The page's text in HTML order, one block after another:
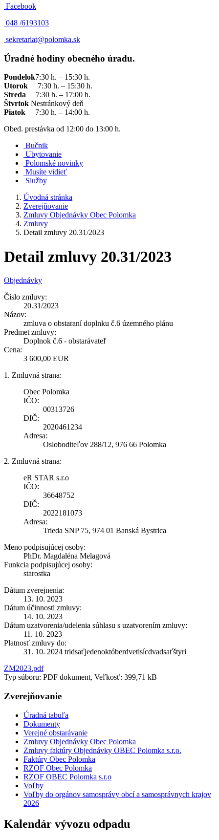
Facebook
048 /6193103
sekretariat@polomka.sk
Úradné hodiny obecného úradu.
Pondelok7:30 h. – 15:30 h.
Utorok 7:30 h. – 15:30 h.
Streda 7:30 h. – 17:00 h.
Štvrtok Nestránkový deň
Piatok
7:30 h. – 14:00 h.
Obed. prestávka od 12:00 do 13:00 h.
Bučnik
Ubytovanie
Polomské novinky
Musíte vidieť
Služby
Úvodná stránka
Zverejňovanie
Zmluvy Objednávky Obec Polomka
Zmluvy
Detail zmluvy 20.31/2023
Detail zmluvy 20.31/2023
Objednávky
Číslo zmluvy:
20.31/2023
Názov:
zmluva o obstaraní doplnku č.6 územného plánu
Predmet zmluvy:
Doplnok č.6 - obstarávateľ
Cena:
3 600,00 EUR
1. Zmluvná strana:
Obec Polomka
IČO:
00313726
DIČ:
2020461234
Adresa:
Osloboditeľov 288/12, 976 66 Polomka
2. Zmluvná strana:
eR STAR s.r.o
IČO:
36648752
DIČ:
2022181073
Adresa:
Trieda SNP 75, 974 01 Banská Bystrica
Meno podpisujúcej osoby:
PhDr. Magdaléna Melagová
Funkcia podpisujúcej osoby:
starostka
Dátum zverejnenia:
13. 10. 2023
Dátum účinnosti zmluvy:
14. 10. 2023
Dátum uzatvorenia/udelenia súhlasu s uzatvorením zmluvy:
11. 10. 2023
Platnosť zmluvy do:
31. 10. 2024 tridsaťjedenoktóberdvetisícdvadsaťštyri
ZM2023.pdf
Typ súboru: PDF dokument, Veľkosť: 399,71 kB
Zverejňovanie
Úradná tabuľa
Dokumenty
Verejné obstarávanie
Zmluvy Objednávky Obec Polomka
Zmluvy faktúry Objednávky OBEC Polomka s.r.o.
Faktúry Obec Polomka
RZOF Obec Polomka
RZOF OBEC Polomka s.r.o
Voľby
Voľby do orgánov samosprávy obcí a samosprávnych krajov
2026
Kalendár vývozu odpadu